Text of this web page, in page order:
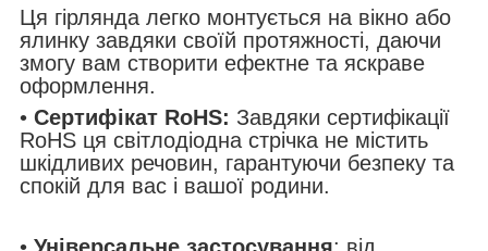
Ця гірлянда легко монтується на вікно або
ялинку завдяки своїй протяжності, даючи
змогу вам створити ефектне та яскраве
оформлення.
• Сертифікат RoHS: Завдяки сертифікації
RoHS ця світлодіодна стрічка не містить
шкідливих речовин, гарантуючи безпеку та
спокій для вас і вашої родини.